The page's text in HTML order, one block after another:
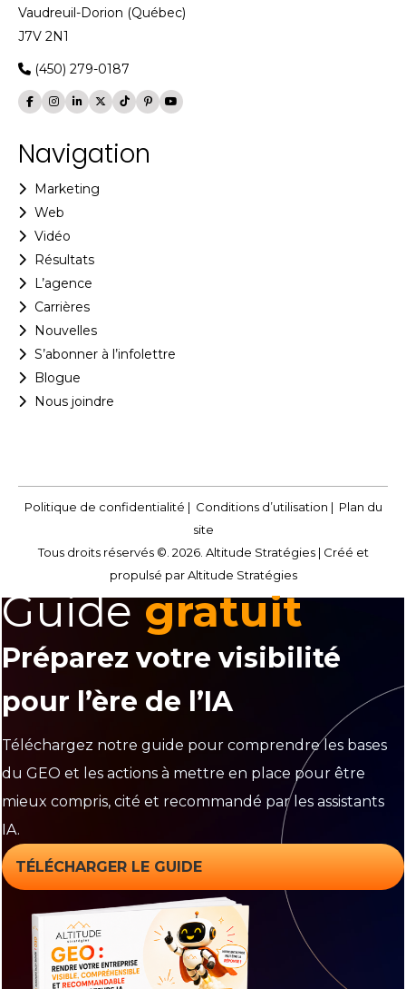
Vaudreuil-Dorion (Québec)
J7V 2N1
(450) 279-0187
Navigation
Marketing
Web
Vidéo
Résultats
L’agence
Carrières
Nouvelles
S’abonner à l’infolettre
Blogue
Nous joindre
Politique de confidentialité | Conditions d’utilisation | Plan du
site
Tous droits réservés ©. 2026. Altitude Stratégies | Créé et
propulsé par Altitude Stratégies
Guide gratuit
Préparez votre visibilité
pour l’ère de l’IA
Téléchargez notre guide pour comprendre les bases
du GEO et les actions à mettre en place pour être
mieux compris, cité et recommandé par les assistants
IA.
TÉLÉCHARGER LE GUIDE